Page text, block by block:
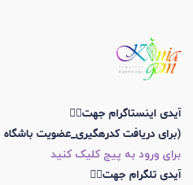
آیدی اینستاگرام جهت👇🏼
(برای دریافت کدرهگیری_عضویت
برای ورود به پیج کلیک کنید
آیدی تلگرام جهت👇🏼